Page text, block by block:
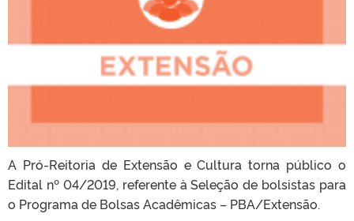
A Pró-Reitoria de Extensão e Cultura torna público o
Edital nº 04/2019, referente à Seleção de bolsistas para
o Programa de Bolsas Acadêmicas – PBA/Extensão.